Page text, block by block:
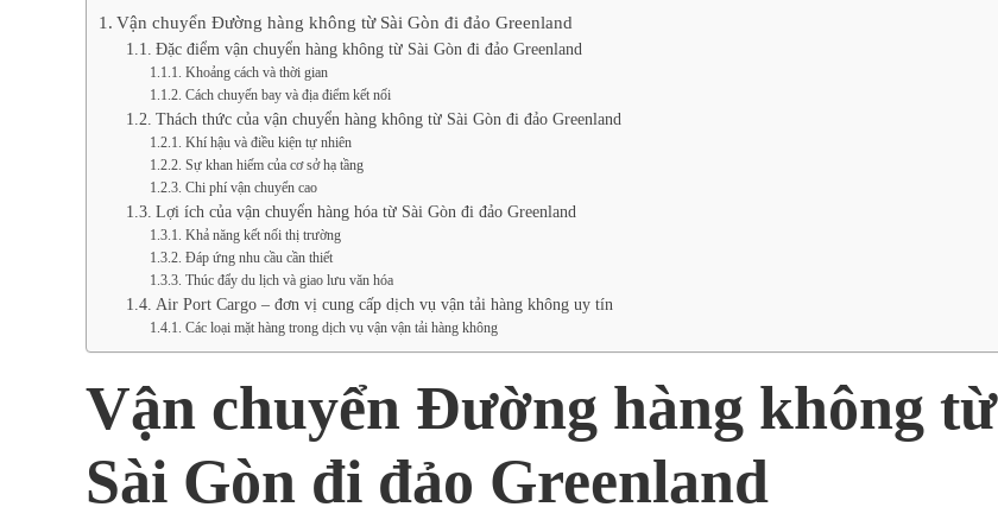
Vận chuyển Đường hàng không từ Sài Gòn đi đảo Greenland
Đặc điểm vận chuyển hàng không từ Sài Gòn đi đảo Greenland
Khoảng cách và thời gian
Cách chuyến bay và địa điểm kết nối
Thách thức của vận chuyển hàng không từ Sài Gòn đi đảo Greenland
Khí hậu và điều kiện tự nhiên
Sự khan hiếm của cơ sở hạ tầng
Chi phí vận chuyển cao
Lợi ích của vận chuyển hàng hóa từ Sài Gòn đi đảo Greenland
Khả năng kết nối thị trường
Đáp ứng nhu cầu cần thiết
Thúc đẩy du lịch và giao lưu văn hóa
Air Port Cargo – đơn vị cung cấp dịch vụ vận tải hàng không uy tín
Các loại mặt hàng trong dịch vụ vận vận tải hàng không
Vận chuyển Đường hàng không từ
Sài Gòn đi đảo Greenland